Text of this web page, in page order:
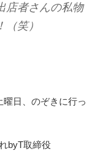
店者さんの私物
笑）
日、のぞきに行っ
byT取締役